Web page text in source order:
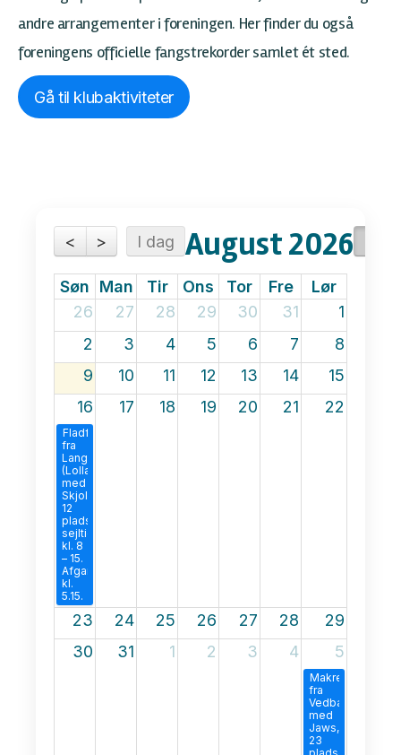
< > I dag August 2026
Makrel
fra
Vedbæk
med
Jaws,
23
Fladfisk
fra
Langø
(Lolland)
med
Skjold,
12
pladser.
sejltid
kl. 8
– 15.
Afgang
kl.
5.15.
Søn Man Tir Ons Tor Fre
Lør
26
27 28 29 30 31
1
2
3 4 5 6 7
8
9
10 11 12 13 14
15
16
17 18 19 20 21 22
23 24 25 26 27 28
29
30
31 1 2 3 4 5
andre arrangementer i foreningen. Her finder du også
foreningens officielle fangstrekorder samlet ét sted.
Gå til klubaktiviteter